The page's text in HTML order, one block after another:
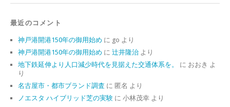
最近のコメント
神戸港開港150年の御用始め に go より
神戸港開港150年の御用始め に 辻井隆治 より
地下鉄延伸より人口減少時代を見据えた交通体系を。
に おおき よ
り
名古屋市・都市ブランド調査 に 匿名 より
ノエスタ ハイブリッド芝の実験 に 小林茂幸 より